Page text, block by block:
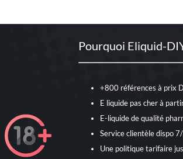
Pourquoi Eliquid-
+800 références à prix
E liquide pas cher à
E-liquide de qualité
Service clientèle dispo
Une politique tarifaire